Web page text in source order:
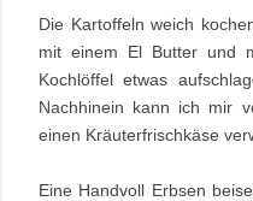
Die Kartoffeln weich
mit einem El Butter und
Kochlöffel etwas
Nachhinein kann ich mir
einen Kräuterfrischkäse
Eine Handvoll Erbsen